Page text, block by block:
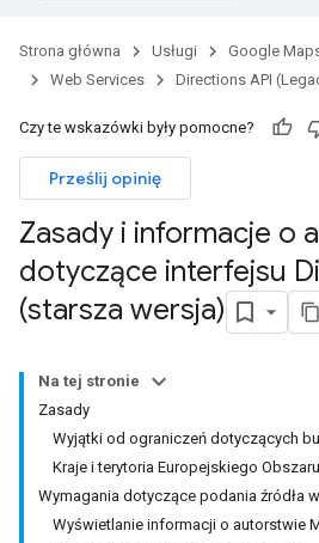
Strona główna Usługi Google
Web Services
Directions API
Czy te wskazówki były pomocne?
Prześlij opinię
Zasady i informacje o
dotyczące interfejsu
(starsza wersja)
Na tej stronie
Zasady
Wyjątki od ograniczeń dotyczących
Kraje i terytoria Europejskiego
Wymagania dotyczące podania źródła
Wyświetlanie informacji o autorstwie